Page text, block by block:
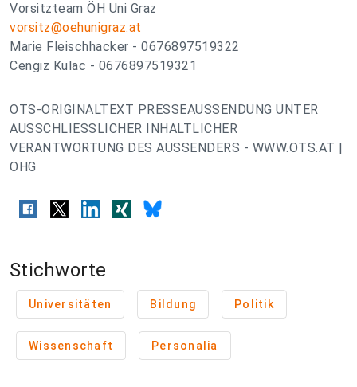
Vorsitzteam ÖH Uni Graz
vorsitz@oehunigraz.at
Marie Fleischhacker - 0676897519322
Cengiz Kulac - 0676897519321
OTS-ORIGINALTEXT PRESSEAUSSENDUNG UNTER
AUSSCHLIESSLICHER INHALTLICHER
VERANTWORTUNG DES AUSSENDERS - WWW.OTS.AT |
OHG
Stichworte
Universitäten Bildung Politik
Wissenschaft Personalia